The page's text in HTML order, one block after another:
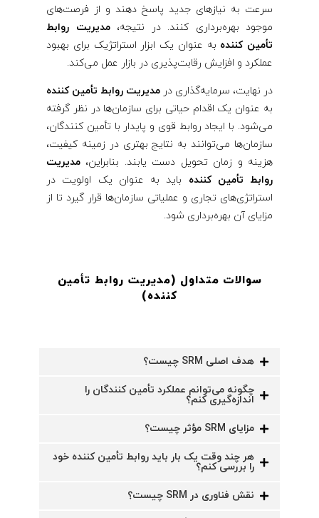
سرعت به نیازهای جدید پاسخ دهند و از فرصت‌های
موجود بهره‌برداری کنند. در نتیجه،مدیریت روابط
تأمین‌ کننده به عنوان یک ابزار استراتژیک برای بهبود
عملکرد و افزایش رقابت‌پذیری در بازار عمل می‌کند.
در نهایت، سرمایه‌گذاری در مدیریت روابط تأمین‌ کننده
به عنوان یک اقدام حیاتی برای سازمان‌ها در نظر گرفته
می‌شود. با ایجاد روابط قوی و پایدار با تأمین ‌کنندگان،
سازمان‌ها می‌توانند به نتایج بهتری در زمینه کیفیت،
هزینه و زمان تحویل دست یابند. بنابراین، مدیریت
روابط تأمین‌ کننده باید به عنوان یک اولویت در
استراتژی‌های تجاری و عملیاتی سازمان‌ها قرار گیرد تا از
مزایای آن بهره‌برداری شود.
سوالات متداول (مدیریت روابط تأمین‌
کننده)
هدف اصلی SRM چیست؟
چگونه می‌توانم عملکرد تأمین ‌کنندگان را
اندازه‌گیری کنم؟
مزایای SRM مؤثر چیست؟
هر چند وقت یک بار باید روابط تأمین‌ کننده خود
را بررسی کنم؟
نقش فناوری در SRM چیست؟